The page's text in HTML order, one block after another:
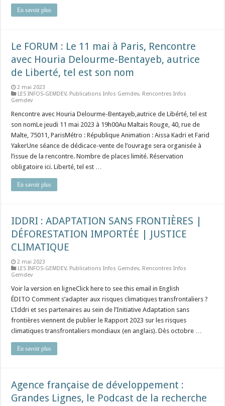
En savoir plus
Le FORUM : Le 11 mai à Paris, Rencontre
avec Houria Delourme-Bentayeb, autrice
de Liberté, tel est son nom
2 mai 2023
LES INFOS-GEMDEV, Publications Infos Gemdev, Rencontres Infos
Gemdev
Rencontre avec Houria Delourme-Bentayeb,autrice de Libérté, tel est
son nomLe jeudi 11 mai 2023 à 19h00Au Maltais Rouge, 40, rue de
Malte, 75011, ParisMétro : République Animation : Aissa Kadri et Farid
YakerUne séance de dédicace-vente de l’ouvrage sera organisée à
l’issue de la rencontre. Nombre de places limité. Réservation
obligatoire ici. Liberté, tel est …
En savoir plus
IDDRI : ADAPTATION SANS FRONTIÈRES |
DÉFORESTATION IMPORTÉE | JUSTICE
CLIMATIQUE
2 mai 2023
LES INFOS-GEMDEV, Publications Infos Gemdev, Rencontres Infos
Gemdev
Voir la version en ligneClick here to see this email in English ⠀ ⠀ ⠀
ÉDITO Comment s’adapter aux risques climatiques transfrontaliers ?
L’Iddri et ses partenaires au sein de l’Initiative Adaptation sans
frontières viennent de publier le Rapport 2023 sur les risques
climatiques transfrontaliers mondiaux (en anglais). Dès octobre …
En savoir plus
Agence française de développement :
Grandes Lignes, le Podcast de la recherche